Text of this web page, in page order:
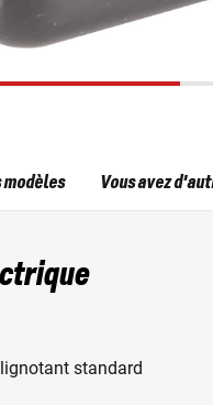
standard
modèles Vous avez